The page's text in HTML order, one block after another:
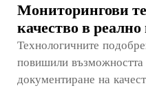
Мониторингови
качество в
Технологичните
повишили възможността
документиране на